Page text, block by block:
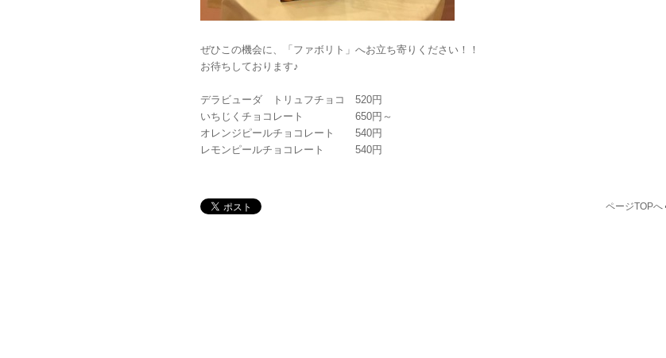
ぜひこの機会に、「ファボリト」へお立ち寄りください！！
お待ちしております♪
デラビューダ トリュフチョコ 520円
いちじくチョコレート 650円～
オレンジピールチョコレート 540円
レモンピールチョコレート 540円
ページTOPへ